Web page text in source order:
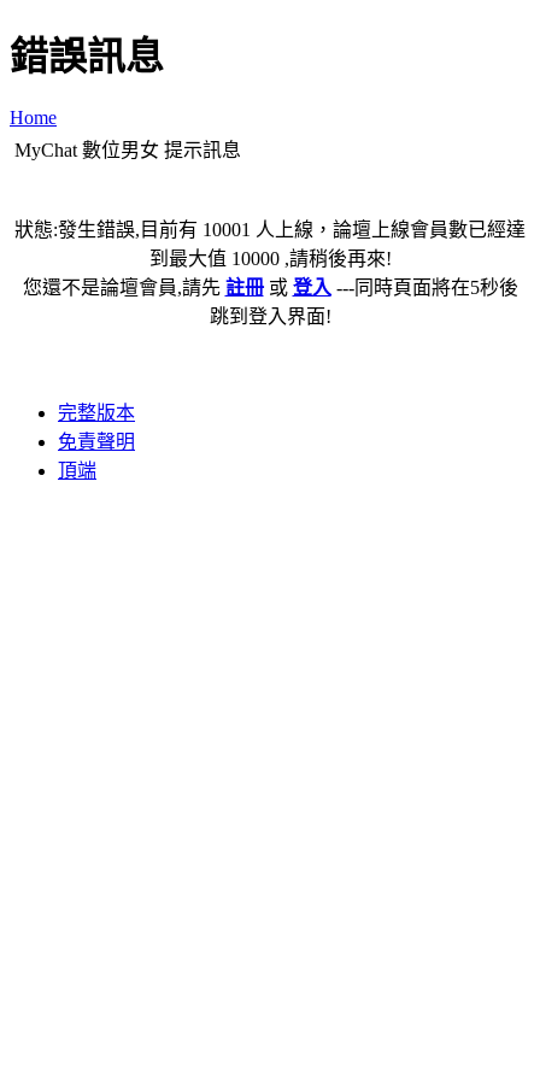
錯誤訊息
Home
MyChat 數位男女 提示訊息
狀態:發生錯誤,目前有 10001 人上線，論壇上線會員數已經達
到最大值 10000 ,請稍後再來!
您還不是論壇會員,請先 註冊或 登入 ---同時頁面將在5秒後
跳到登入界面!
完整版本
免責聲明
頂端